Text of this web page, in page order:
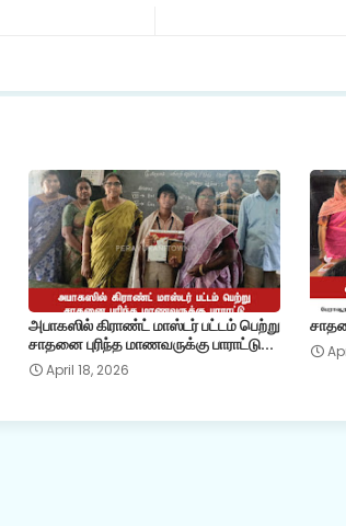
அபாகஸில் கிராண்ட் மாஸ்டர் பட்டம் பெற்று
சாதனை புரிந்த மாணவருக்கு பாராட்டு...
April 18, 2026